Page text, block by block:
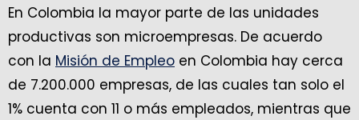
En Colombia la mayor parte de las unidades
productivas son microempresas. De acuerdo
con la Misión de Empleo en Colombia hay cerca
de 7.200.000 empresas, de las cuales tan solo el
1% cuenta con 11 o más empleados, mientras que